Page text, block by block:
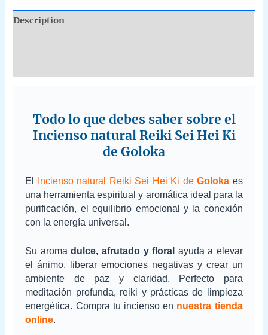
Description
Todo lo que debes saber sobre el
Incienso natural Reiki Sei Hei Ki
de Goloka
El Incienso natural Reiki Sei Hei Ki deGoloka es
una herramienta espiritual y aromática ideal para la
purificación, el equilibrio emocional y la conexión
con la energía universal.
Su aromadulce, afrutado y floral ayuda a elevar
el ánimo, liberar emociones negativas y crear un
ambiente de paz y claridad. Perfecto para
meditación profunda, reiki y prácticas de limpieza
energética. Compra tu incienso en nuestra tienda
online.